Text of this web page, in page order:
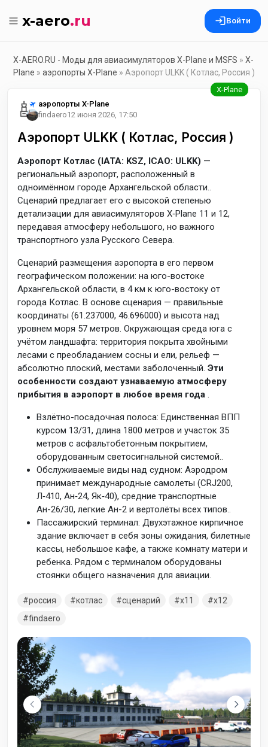
x-aero.ru Войти
X-AERO.RU - Моды для авиасимуляторов X-Plane и MSFS » X-
Plane » аэропорты X-Plane » Аэропорт ULKK ( Котлас, Россия )
аэропорты X-Plane
findaero12 июня 2026, 17:50
Аэропорт ULKK ( Котлас, Россия )
Аэропорт Котлас (IATA: KSZ, ICAO: ULKK) —
региональный аэропорт, расположенный в
одноимённом городе Архангельской области..
Сценарий предлагает его с высокой степенью
детализации для авиасимуляторов X‑Plane 11 и 12,
передавая атмосферу небольшого, но важного
транспортного узла Русского Севера.
Сценарий размещения аэропорта в его первом
географическом положении: на юго-востоке
Архангельской области, в 4 км к юго-востоку от
города Котлас. В основе сценария — правильные
координаты (61.237000, 46.696000) и высота над
уровнем моря 57 метров. Окружающая среда юга с
учётом ландшафта: территория покрыта хвойными
лесами с преобладанием сосны и ели, рельеф —
абсолютно плоский, местами заболоченный. Эти
особенности создают узнаваемую атмосферу
прибытия в аэропорт в любое время года .
Взлётно-посадочная полоса: Единственная ВПП
курсом 13/31, длина 1800 метров и участок 35
метров с асфальтобетонным покрытием,
оборудованным светосигнальной системой..
Обслуживаемые виды над судном: Аэродром
принимает международные самолеты (CRJ200,
Л‑410, Ан‑24, Як‑40), средние транспортные
Ан-26/30, легкие Ан-2 и вертолёты всех типов..
Пассажирский терминал: Двухэтажное кирпичное
здание включает в себя зоны ожидания, билетные
кассы, небольшое кафе, а также комнату матери и
ребенка. Рядом с терминалом оборудованы
стоянки общего назначения для авиации.
россия котлас сценарий x11
x12
findaero